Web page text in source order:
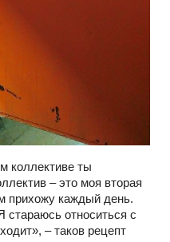
коллективе ты
– это моя вторая
прихожу каждый день.
стараюсь относиться с
– таков рецепт